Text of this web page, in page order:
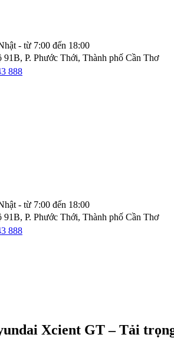
- từ 7:00 đến 18:00
91B, P. Phước Thới, Thành phố Cần Thơ
888
- từ 7:00 đến 18:00
91B, P. Phước Thới, Thành phố Cần Thơ
888
Xcient GT – Tải